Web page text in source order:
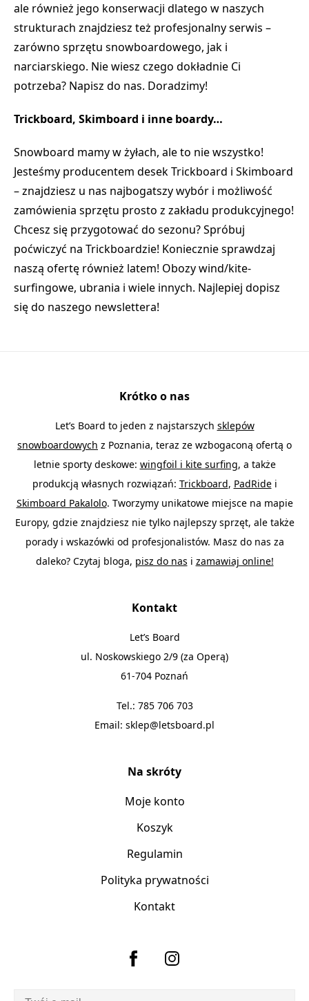
ale również jego konserwacji dlatego w naszych
strukturach znajdziesz też profesjonalny serwis –
zarówno sprzętu snowboardowego, jak i
narciarskiego. Nie wiesz czego dokładnie Ci
potrzeba? Napisz do nas. Doradzimy!
Trickboard, Skimboard i inne boardy…
Snowboard mamy w żyłach, ale to nie wszystko!
Jesteśmy producentem desekTrickboard i Skimboard
– znajdziesz u nas najbogatszy wybór i możliwość
zamówienia sprzętu prosto z zakładu produkcyjnego!
Chcesz się przygotować do sezonu? Spróbuj
poćwiczyć na Trickboardzie! Koniecznie sprawdzaj
naszą ofertę również latem! Obozy wind/kite-
surfingowe, ubrania i wiele innych. Najlepiej dopisz
się do naszego newslettera!
Krótko o nas
Let’s Board to jeden z najstarszych sklepów
snowboardowych z Poznania, teraz ze wzbogaconą ofertą o
letnie sporty deskowe: wingfoil i kite surfing, a także
produkcją własnych rozwiązań: Trickboard, PadRidei
Skimboard Pakalolo. Tworzymy unikatowe miejsce na mapie
Europy, gdzie znajdziesz nie tylko najlepszy sprzęt, ale także
porady i wskazówki od profesjonalistów. Masz do nas za
daleko? Czytaj bloga, pisz do nas i zamawiaj online!
Kontakt
Let’s Board
ul. Noskowskiego 2/9 (za Operą)
61-704 Poznań
Tel.: 785 706 703
Email: sklep@letsboard.pl
Na skróty
Moje konto
Koszyk
Regulamin
Polityka prywatności
Kontakt